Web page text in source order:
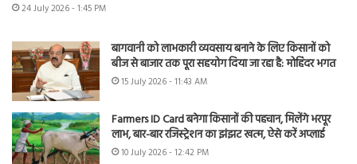
24 July 2026 - 1:45 PM
बागवानी को लाभकारी व्यवसाय बनाने के लिए किसानों को
बीज से बाजार तक पूरा सहयोग दिया जा रहा है: मोहिंदर भगत
15 July 2026 - 11:43 AM
Farmers ID Card बनेगा किसानों की पहचान, मिलेंगे भरपूर
लाभ, बार-बार रजिस्ट्रेशन का झंझट खत्म, ऐसे करें अप्लाई
10 July 2026 - 12:42 PM